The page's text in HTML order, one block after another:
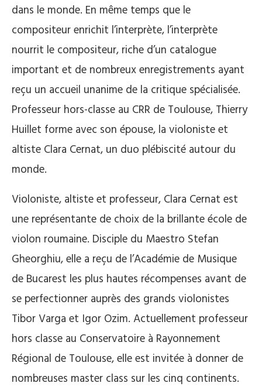
dans le monde. En même temps que le
compositeur enrichit l’interprète, l’interprète
nourrit le compositeur, riche d’un catalogue
important et de nombreux enregistrements ayant
reçu un accueil unanime de la critique spécialisée.
Professeur hors-classe au CRR de Toulouse, Thierry
Huillet forme avec son épouse, la violoniste et
altiste Clara Cernat, un duo plébiscité autour du
monde.
Violoniste, altiste et professeur, Clara Cernat est
une représentante de choix de la brillante école de
violon roumaine. Disciple du Maestro Stefan
Gheorghiu, elle a reçu de l’Académie de Musique
de Bucarest les plus hautes récompenses avant de
se perfectionner auprès des grands violonistes
Tibor Varga et Igor Ozim. Actuellement professeur
hors classe au Conservatoire à Rayonnement
Régional de Toulouse, elle est invitée à donner de
nombreuses master class sur les cinq continents.